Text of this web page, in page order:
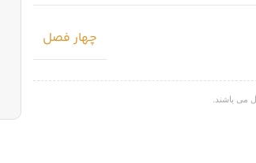
چهار فصل
می باشند.